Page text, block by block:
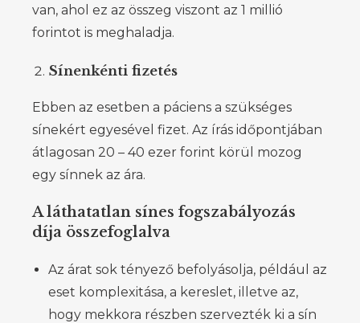
van, ahol ez az összeg viszont az 1 millió
forintot is meghaladja.
Sínenkénti fizetés
Ebben az esetben a páciens a szükséges
sínekért egyesével fizet. Az írás időpontjában
átlagosan 20 – 40 ezer forint körül mozog
egy sínnek az ára.
A láthatatlan sínes fogszabályozás
díja összefoglalva
Az árat sok tényező befolyásolja, például az
eset komplexitása, a kereslet, illetve az,
hogy mekkora részben szervezték ki a sín